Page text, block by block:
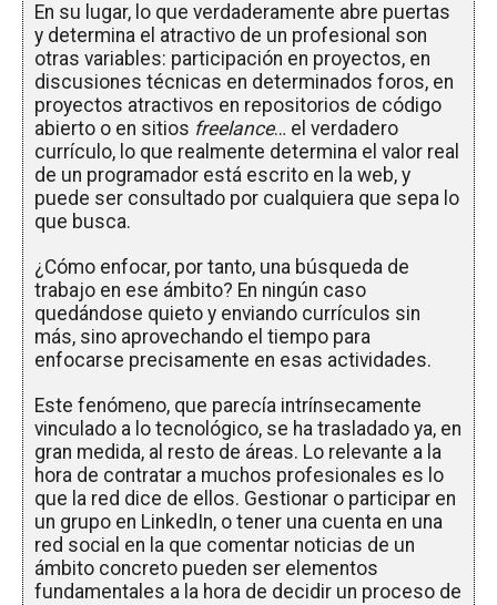
En su lugar, lo que verdaderamente abre puertas
y determina el atractivo de un profesional son
otras variables: participación en proyectos, en
discusiones técnicas en determinados foros, en
proyectos atractivos en repositorios de código
abierto o en sitios freelance… el verdadero
currículo, lo que realmente determina el valor real
de un programador está escrito en la web, y
puede ser consultado por cualquiera que sepa lo
que busca.
¿Cómo enfocar, por tanto, una búsqueda de
trabajo en ese ámbito? En ningún caso
quedándose quieto y enviando currículos sin
más, sino aprovechando el tiempo para
enfocarse precisamente en esas actividades.
Este fenómeno, que parecía intrínsecamente
vinculado a lo tecnológico, se ha trasladado ya, en
gran medida, al resto de áreas. Lo relevante a la
hora de contratar a muchos profesionales es lo
que la red dice de ellos. Gestionar o participar en
un grupo en LinkedIn, o tener una cuenta en una
red social en la que comentar noticias de un
ámbito concreto pueden ser elementos
fundamentales a la hora de decidir un proceso de